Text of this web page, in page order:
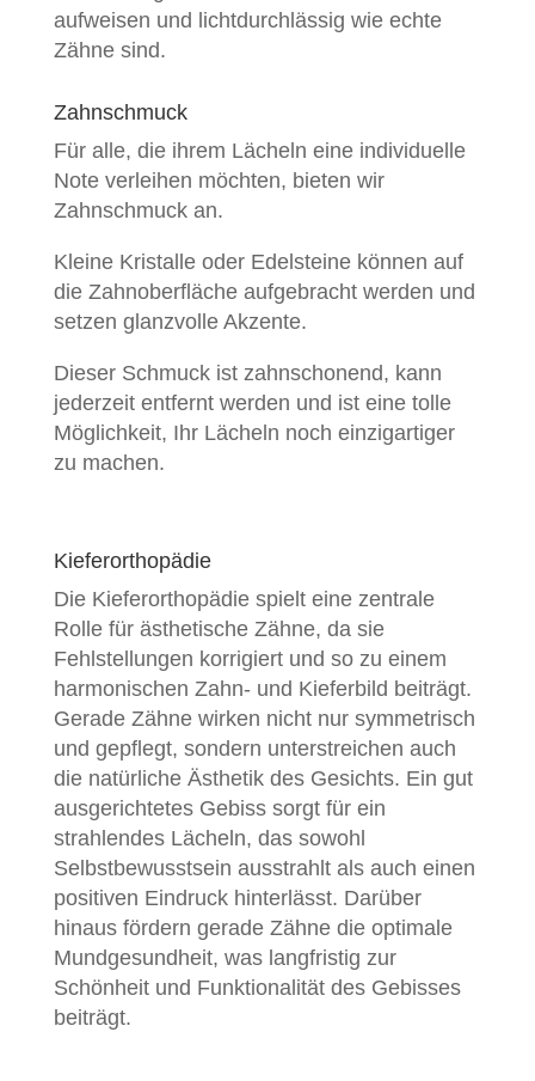
aufweisen und lichtdurchlässig wie echte
Zähne sind.
Zahnschmuck
Für alle, die ihrem Lächeln eine individuelle
Note verleihen möchten, bieten wir
Zahnschmuck an.
Kleine Kristalle oder Edelsteine können auf
die Zahnoberfläche aufgebracht werden und
setzen glanzvolle Akzente.
Dieser Schmuck ist zahnschonend, kann
jederzeit entfernt werden und ist eine tolle
Möglichkeit, Ihr Lächeln noch einzigartiger
zu machen.
Kieferorthopädie
Die Kieferorthopädie spielt eine zentrale
Rolle für ästhetische Zähne, da sie
Fehlstellungen korrigiert und so zu einem
harmonischen Zahn- und Kieferbild beiträgt.
Gerade Zähne wirken nicht nur symmetrisch
und gepflegt, sondern unterstreichen auch
die natürliche Ästhetik des Gesichts. Ein gut
ausgerichtetes Gebiss sorgt für ein
strahlendes Lächeln, das sowohl
Selbstbewusstsein ausstrahlt als auch einen
positiven Eindruck hinterlässt. Darüber
hinaus fördern gerade Zähne die optimale
Mundgesundheit, was langfristig zur
Schönheit und Funktionalität des Gebisses
beiträgt.